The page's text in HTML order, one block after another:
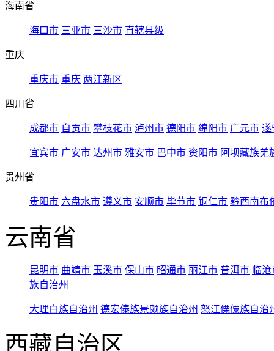
海南省
海口市 三亚市 三沙市 直辖县级
重庆
重庆市 重庆 两江新区
四川省
成都市 自贡市 攀枝花市 泸州市 德阳市 绵阳市 广元市 遂
宜宾市 广安市 达州市 雅安市 巴中市 资阳市 阿坝藏族羌
贵州省
贵阳市 六盘水市 遵义市 安顺市 毕节市 铜仁市 黔西南布
云南省
昆明市 曲靖市 玉溪市 保山市 昭通市 丽江市 普洱市 临
族自治州
大理白族自治州 德宏傣族景颇族自治州 怒江傈僳族自治
西藏自治区